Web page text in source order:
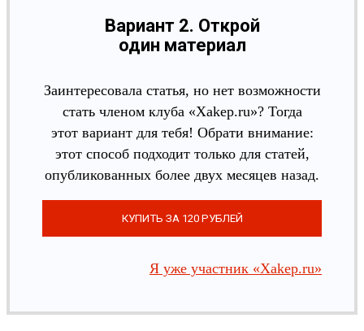
Вариант 2. Открой
один материал
Заинтересовала статья, но нет возможности
стать членом клуба «Xakep.ru»? Тогда
этот вариант для тебя! Обрати внимание:
этот способ подходит только для статей,
опубликованных более двух месяцев назад.
Я уже участник «Xakep.ru»